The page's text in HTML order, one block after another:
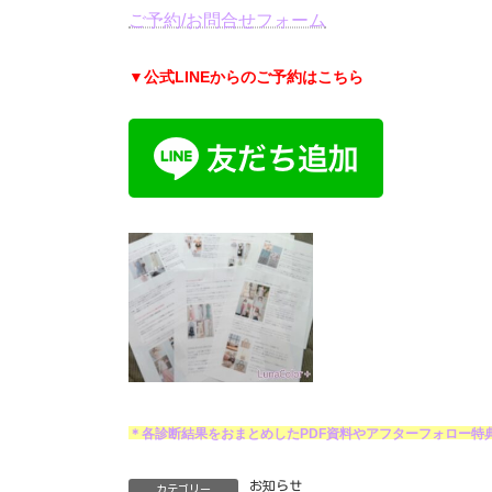
ご予約/お問合せフォーム
▼公式LINEからのご予約はこちら
＊各診断結果をおまとめしたPDF資料やアフターフォロー特
カテゴリー お知らせ